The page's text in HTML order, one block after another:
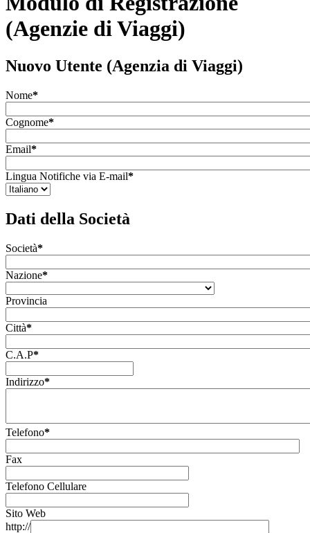
(Agenzie di Viaggi)
Nuovo Utente (Agenzia di Viaggi)
Nome*
Cognome*
Email*
Lingua Notifiche via E-mail*
Dati della Società
Società*
Nazione*
Provincia
Città*
C.A.P*
Indirizzo*
Telefono*
Fax
Telefono Cellulare
Sito Web
http://